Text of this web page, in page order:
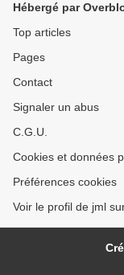
Hébergé par
Top articles
Pages
Contact
Signaler un abus
C.G.U.
Cookies et données
Préférences cookies
Voir le profil de jml